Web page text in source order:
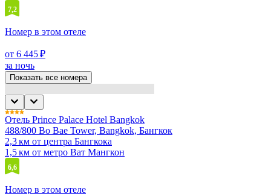
7,2
Номер в этом отеле
от 6 445 ₽
за ночь
Показать все номера
Отель Prince Palace Hotel Bangkok
488/800 Bo Bae Tower, Bangkok, Бангкок
2,3 км от центра Бангкока
1,5 км от метро Ват Мангкон
6,6
Номер в этом отеле